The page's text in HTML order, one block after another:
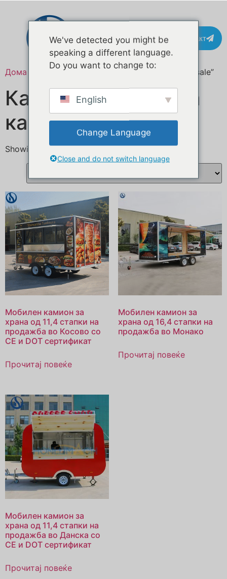
Контакт
Дома / Означени продукти “cafe food truck for sale”
Камион за храна за
кафе на продажба
Showing all 3 results
Мобилен камион за
храна од 11,4 стапки на
продажба во Косово со
CE и DOT сертификат
Прочитај повеќе
Мобилен камион за
храна од 16,4 стапки на
продажба во Монако
Прочитај повеќе
Мобилен камион за
храна од 11,4 стапки на
продажба во Данска со
CE и DOT сертификат
Прочитај повеќе
We've detected you might be
speaking a different language.
Do you want to change to:
English
Change Language
Close and do not switch language